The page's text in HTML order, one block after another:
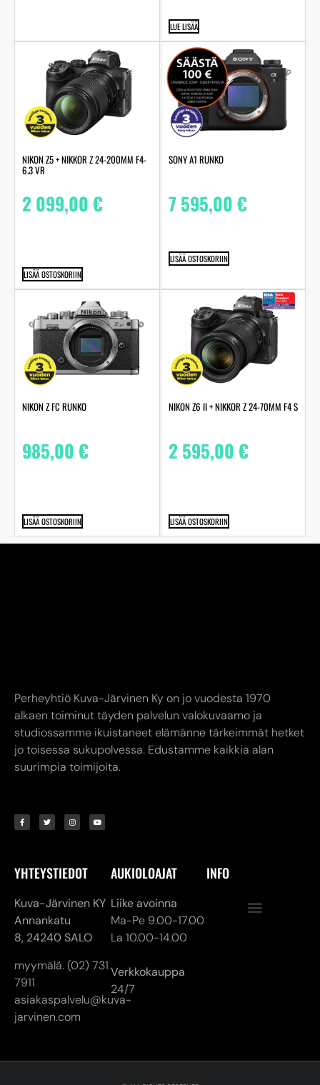
LUE LISÄÄ
NIKON Z5 + NIKKOR Z 24-200MM F4-
6.3 VR
2 099,00€
LISÄÄ OSTOSKORIIN
SONY A1 RUNKO
7 595,00€
LISÄÄ OSTOSKORIIN
NIKON Z FC RUNKO
985,00€
LISÄÄ OSTOSKORIIN
NIKON Z6 II + NIKKOR Z 24-70MM F4 S
2 595,00€
LISÄÄ OSTOSKORIIN
Perheyhtiö Kuva-Järvinen Ky on jo vuodesta 1970
alkaen toiminut täyden palvelun valokuvaamo ja
studiossamme ikuistaneet elämänne tärkeimmät hetket
jo toisessa sukupolvessa. Edustamme kaikkia alan
suurimpia toimijoita.
YHTEYSTIEDOT
Kuva-Järvinen KY
Annankatu
8, 24240 SALO
myymälä. (02) 731
7911
asiakaspalvelu@kuva-
jarvinen.com
AUKIOLOAJAT
Liike avoinna
Ma-Pe 9.00-17.00
La 10.00-14.00
Verkkokauppa
24/7
INFO